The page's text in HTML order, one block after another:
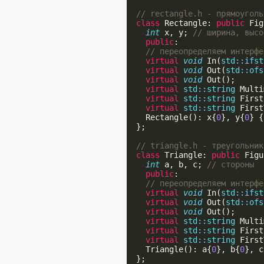
// rectangle.h -
class Rectangle: public
int x, y;
// ширина,
public:
// переопределяем
virtual
void In(
virtual
void Out(
virtual
void
virtual
std::string
virtual
std::string
virtual
std::string
    Rectangle(): x{
0}, y{0}
  };
// triangle.h - треугольник
class Triangle: public
int a, b, c;
// стороны
public:
// переопределяем
virtual
void In(
virtual
void Out(
virtual
void
virtual
std::string
virtual
std::string
virtual
std::string
    Triangle(): a{
0}, b{0},
  };